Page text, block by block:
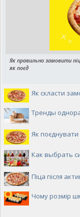
Як правильно замовити
як поєд
Як скласти
Тренды
Як поєднувати
Как выбрать
Піца після
Чому розмір